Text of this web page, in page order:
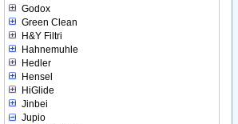
Godox
Green Clean
H&Y Filtri
Hahnemuhle
Hedler
Hensel
HiGlide
Jinbei
Jupio